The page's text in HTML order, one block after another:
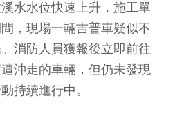
水水位快速上升，施工單
，現場一輛吉普車疑似不
消防人員獲報後立即前往
沖走的車輛，但仍未發現
持續進行中。